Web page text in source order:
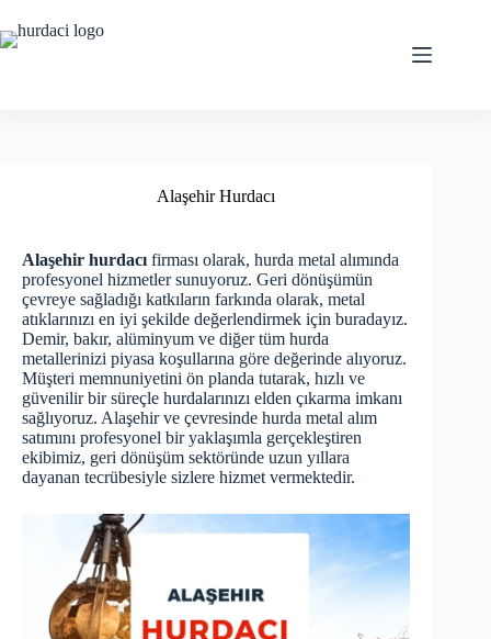
to
content
Alaşehir Hurdacı
Alaşehir hurdacı firması olarak, hurda metal alımında
profesyonel hizmetler sunuyoruz. Geri dönüşümün
çevreye sağladığı katkıların farkında olarak, metal
atıklarınızı en iyi şekilde değerlendirmek için buradayız.
Demir, bakır, alüminyum ve diğer tüm hurda
metallerinizi piyasa koşullarına göre değerinde alıyoruz.
Müşteri memnuniyetini ön planda tutarak, hızlı ve
güvenilir bir süreçle hurdalarınızı elden çıkarma imkanı
sağlıyoruz. Alaşehir ve çevresinde hurda metal alım
satımını profesyonel bir yaklaşımla gerçekleştiren
ekibimiz, geri dönüşüm sektöründe uzun yıllara
dayanan tecrübesiyle sizlere hizmet vermektedir.